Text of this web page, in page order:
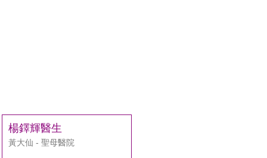
楊鐸輝醫生
黃大仙 - 聖母醫院